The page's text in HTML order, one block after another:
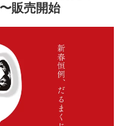
販売開始